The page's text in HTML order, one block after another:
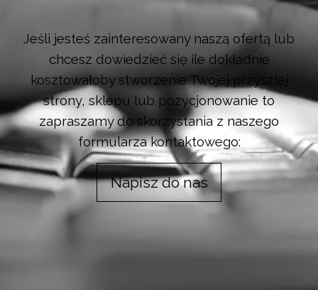
Jeśli jesteś zainteresowany naszą ofertą lub
chcesz dowiedzieć się ile dokładnie
kosztowałoby stworzenie Twojej przyszłej
strony, sklepu lub pozycjonowanie to
zapraszamy do skorzystania z naszego
formularza kontaktowego:
Napisz do nas